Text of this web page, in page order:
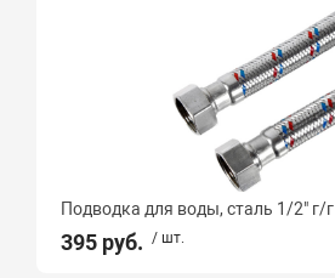
Подводка для воды, сталь 1/2" г/
395 руб. / шт.